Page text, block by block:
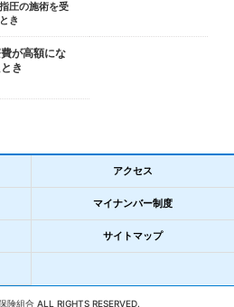
圧の施術を受
き
費が高額にな
き
アクセス
マイナンバー制度
サイトマップ
険組合 ALL RIGHTS RESERVED.